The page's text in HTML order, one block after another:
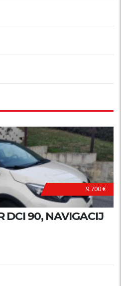
9.700 €
DCI 90, NAVIGACIJ